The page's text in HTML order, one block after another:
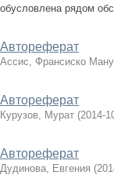
обусловлена рядом
Автореферат
Ассис, Франсиско
Автореферат
Курузов, Мурат (2014-
Автореферат
Дудинова, Евгения (